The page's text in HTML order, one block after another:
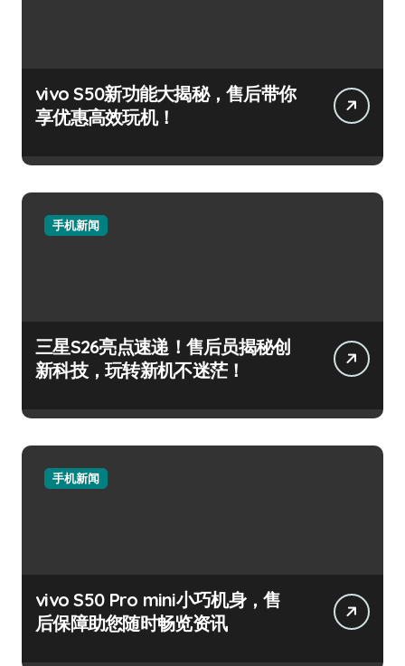
vivo S50新功能大揭秘，售后带你
享优惠高效玩机！
手机新闻
三星S26亮点速递！售后员揭秘创
新科技，玩转新机不迷茫！
手机新闻
vivo S50 Pro mini小巧机身，售
后保障助您随时畅览资讯